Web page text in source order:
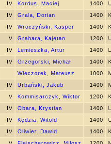
IV Kordus, Maciej 1400
IV Grala, Dorian 1400
IV Wroczyński, Kasper 1400
V Grabara, Kajetan 1200
IV Lemieszka, Artur 1400
IV Grzegorski, Michał 1400
Wieczorek, Mateusz 1000
IV Urbański, Jakub 1400
V Kommisarczyk, Wiktor 1200
IV Obara, Krystian 1400
IV Kędzia, Witold 1400
IV Oliwier, Dawid 1400